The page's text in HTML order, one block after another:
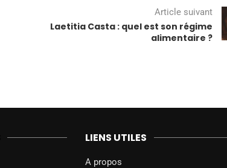
Article suivant
Laetitia Casta : quel est son régime
alimentaire ?
LIENS UTILES
A propos